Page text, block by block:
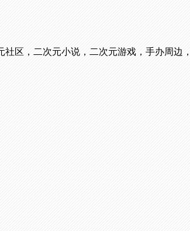
区，二次元小说，二次元游戏，手办周